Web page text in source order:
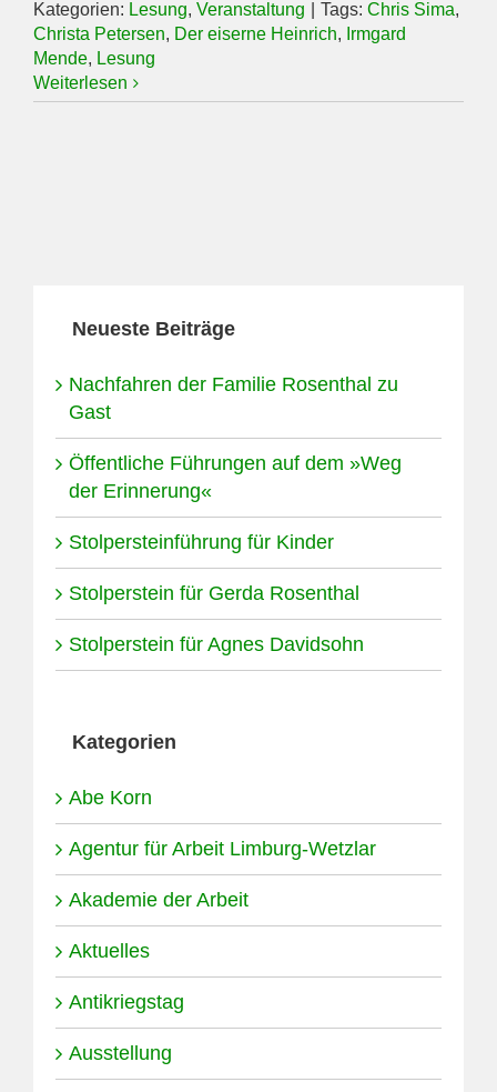
Kategorien: Lesung, Veranstaltung Tags: Chris Sima,
Christa Petersen, Der eiserne Heinrich, Irmgard
Mende, Lesung
Weiterlesen
Neueste Beiträge
Nachfahren der Familie Rosenthal zu
Gast
Öffentliche Führungen auf dem »Weg
der Erinnerung«
Stolpersteinführung für Kinder
Stolperstein für Gerda Rosenthal
Stolperstein für Agnes Davidsohn
Kategorien
Abe Korn
Agentur für Arbeit Limburg-Wetzlar
Akademie der Arbeit
Aktuelles
Antikriegstag
Ausstellung